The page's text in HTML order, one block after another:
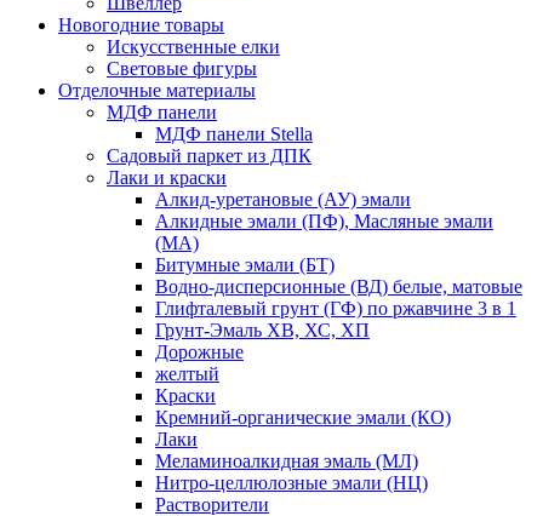
Новогодние товары
Искусственные елки
Световые фигуры
Отделочные материалы
МДФ панели
МДФ панели Stella
Садовый паркет из ДПК
Лаки и краски
Алкид-уретановые (АУ) эмали
Алкидные эмали (ПФ), Масляные эмали
(МА)
Битумные эмали (БТ)
Водно-дисперсионные (ВД) белые, матовые
Глифталевый грунт (ГФ) по ржавчине 3 в 1
Грунт-Эмаль ХВ, ХС, ХП
Дорожные
желтый
Краски
Кремний-органические эмали (КО)
Лаки
Меламиноалкидная эмаль (МЛ)
Нитро-целлюлозные эмали (НЦ)
Растворители